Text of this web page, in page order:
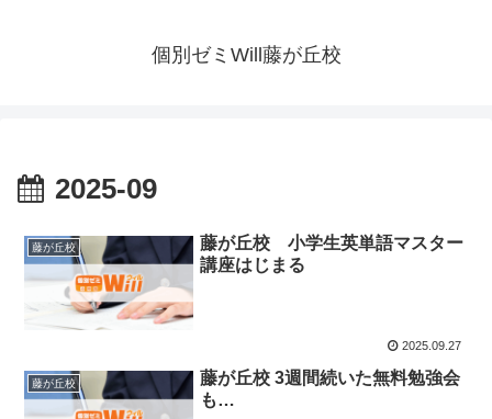
個別ゼミWill藤が丘校
2025-09
藤が丘校
藤が丘校 小学生英単語マスター
講座はじまる
2025.09.27
藤が丘校
藤が丘校 3週間続いた無料勉強会
も…